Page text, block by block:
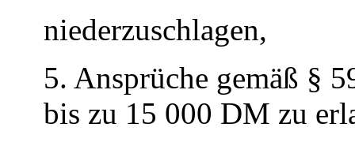
niederzuschlagen,
5. Ansprüche gemäß §
bis zu 15 000 DM zu